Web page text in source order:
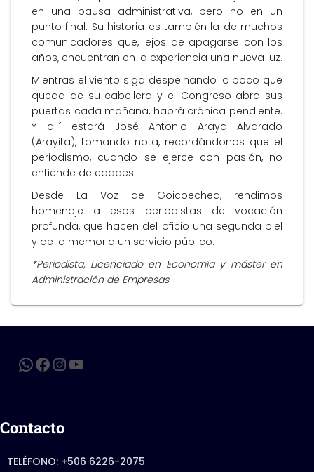
en una pausa administrativa, pero no en un
punto final. Su historia es también la de muchos
comunicadores que, lejos de apagarse con los
años, encuentran en la experiencia una nueva luz.
Mientras el viento siga despeinando lo poco que
queda de su cabellera y el Congreso abra sus
puertas cada mañana, habrá crónica pendiente.
Y allí estará José Antonio Araya Alvarado
(Arayita), tomando nota, recordándonos que el
periodismo, cuando se ejerce con pasión, no
entiende de edades.
Desde La Voz de Goicoechea, rendimos
homenaje a esos periodistas de vocación
profunda, que hacen del oficio una segunda piel
y de la memoria un servicio público.
*Periodista, Licenciado en Economía y máster en
Administración de Empresas
Contacto
TELÉFONO: +506 6226-2075